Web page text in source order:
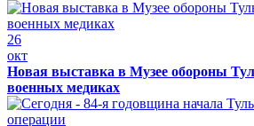
26
окт
Новая выставка в Музее обороны
военных медиках